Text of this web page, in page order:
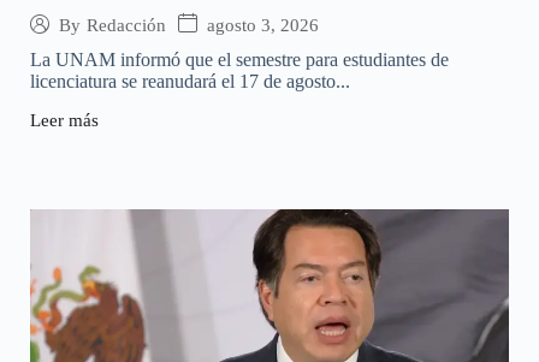
By Redacción agosto 3, 2026
La UNAM informó que el semestre para estudiantes de
licenciatura se reanudará el 17 de agosto...
Leer más